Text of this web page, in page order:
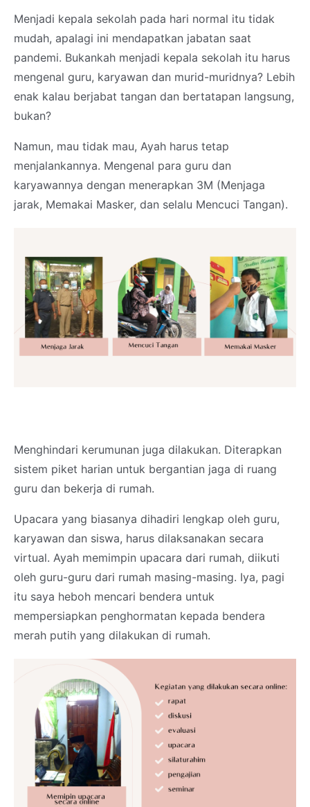
Menjadi kepala sekolah pada hari normal itu tidak
mudah, apalagi ini mendapatkan jabatan saat
pandemi. Bukankah menjadi kepala sekolah itu harus
mengenal guru, karyawan dan murid-muridnya? Lebih
enak kalau berjabat tangan dan bertatapan langsung,
bukan?
Namun, mau tidak mau, Ayah harus tetap
menjalankannya. Mengenal para guru dan
karyawannya dengan menerapkan 3M (Menjaga
jarak, Memakai Masker, dan selalu Mencuci Tangan).
Menghindari kerumunan juga dilakukan. Diterapkan
sistem piket harian untuk bergantian jaga di ruang
guru dan bekerja di rumah.
Upacara yang biasanya dihadiri lengkap oleh guru,
karyawan dan siswa, harus dilaksanakan secara
virtual. Ayah memimpin upacara dari rumah, diikuti
oleh guru-guru dari rumah masing-masing. Iya, pagi
itu saya heboh mencari bendera untuk
mempersiapkan penghormatan kepada bendera
merah putih yang dilakukan di rumah.